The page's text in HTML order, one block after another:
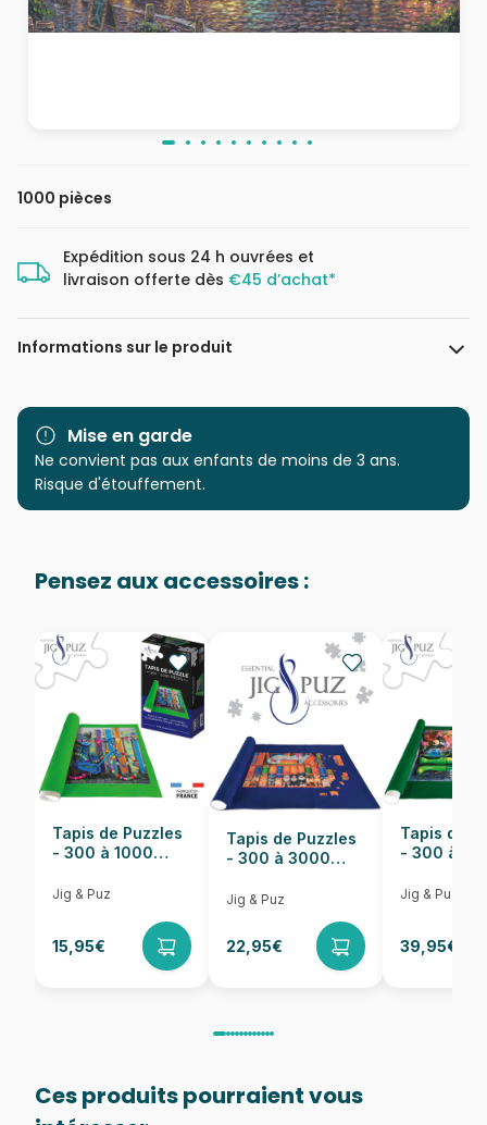
1000 pièces
Expédition sous 24 h ouvrées et
livraison offerte dès €45 d’achat*
Informations sur le produit
Marque Schmidt Spiele
Catégorie Puzzles - Monuments
Age
Puzzle pour Adultes (500 à
Provenance Puzzles fabriqués en France
EAN 4001504586454
Nombre de pièces 1000 pièces
Dimensions 69 x 49 cm
Mise en garde
Ne convient pas aux enfants de moins de 3 ans.
Risque d'étouffement.
Pensez aux accessoires :
Tapis de Puzzles
- 300 à 1000
Jig & Puz
15,95€
Tapis de Puzzles
- 300 à 3000
Jig & Puz
22,95€
Tapis de
- 300 à
Jig & Puz
39,95€
Ces produits pourraient vous